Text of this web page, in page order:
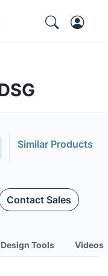
Similar Products
Contact Sales
Design Tools Videos